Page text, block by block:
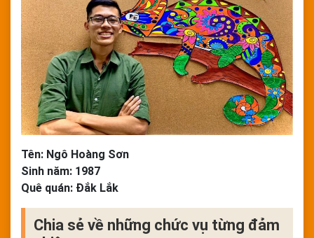
Tên: Ngô Hoàng Sơn
Sinh năm: 1987
Quê quán: Đắk Lắk
Chia sẻ về những chức vụ từng đảm